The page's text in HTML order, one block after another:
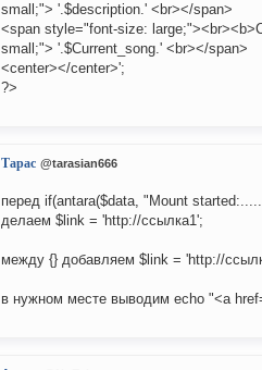
small;"> '.$description.' <br></span>
<span style="font-size:
small;"> '.$Current_song.' <br></span>
<center></center>';
?>
Тарас @tarasian666
перед if(antara($data, "Mount started:.....
делаем $link = 'http://ссылка1';
между {} добавляем $link = 'http://
в нужном месте выводим echo "<a